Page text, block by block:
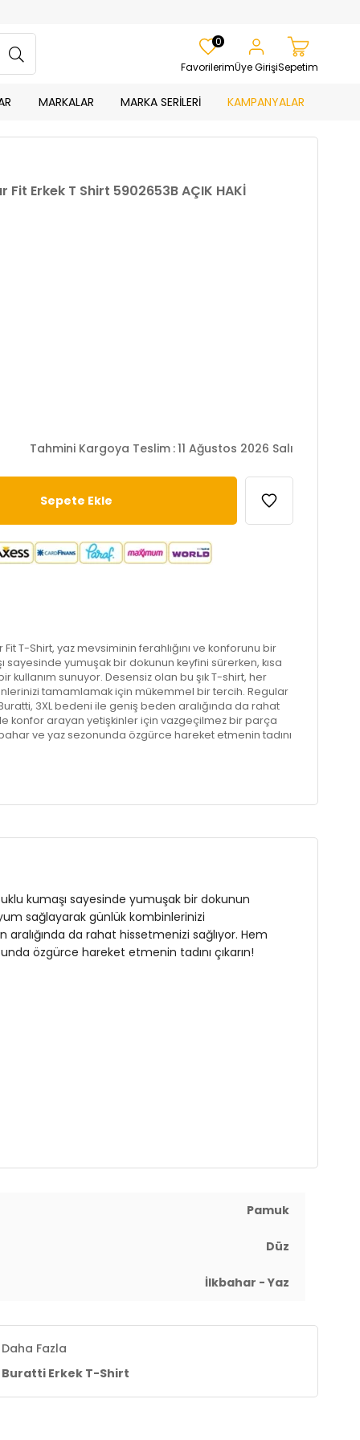
Favorilerim
0
Üye GirişiSepetim
MARKALAR MARKA SERİLERİ KAMPANYALAR
Fit Erkek T Shirt 5902653B AÇIK HAKİ
Tahmini Kargoya Teslim :11 Ağustos 2026 Salı
T-Shirt, yaz mevsiminin ferahlığını ve konforunu bir
sayesinde yumuşak bir dokunun keyfini sürerken, kısa
kullanım sunuyor. Desensiz olan bu şık T-shirt, her
tamamlamak için mükemmel bir tercih. Regular
3XL bedeni ile geniş beden aralığında da rahat
konfor arayan yetişkinler için vazgeçilmez bir parça
ve yaz sezonunda özgürce hareket etmenin tadını
kumaşı sayesinde yumuşak bir dokunun
sağlayarak günlük kombinlerinizi
da rahat hissetmenizi sağlıyor. Hem
özgürce hareket etmenin tadını çıkarın!
Pamuk
Düz
İlkbahar - Yaz
Daha Fazla
Buratti Erkek T-Shirt